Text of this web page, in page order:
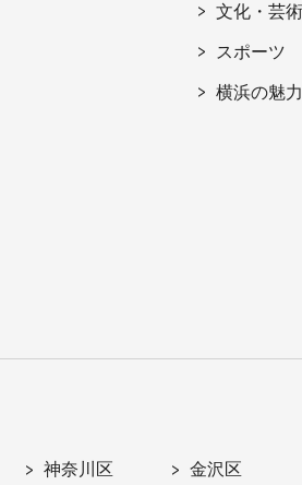
文化・芸術
スポーツ
横浜の魅
神奈川区 金沢区